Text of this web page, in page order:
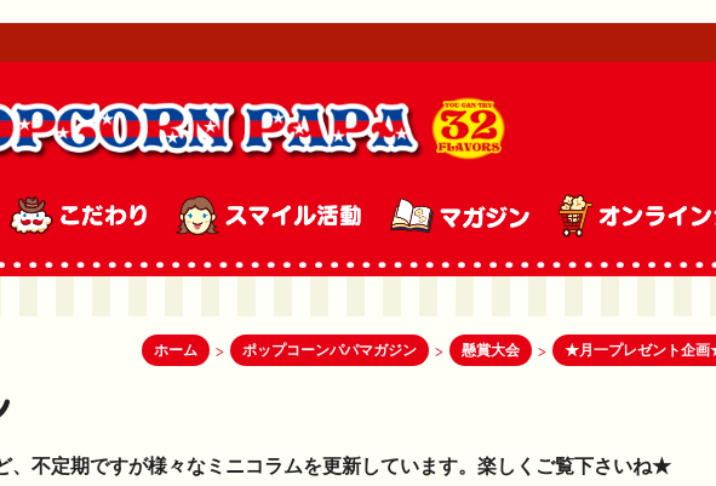
ホーム > ポップコーンパパマガジン > 懸賞大会 > ★月一プレゼント企画
不定期ですが様々なミニコラムを更新しています。楽しくご覧下さいね★